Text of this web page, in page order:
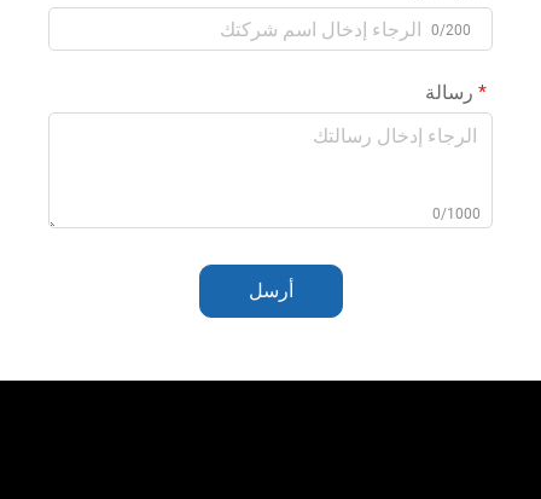
0/200
رسالة
0/1000
أرسل